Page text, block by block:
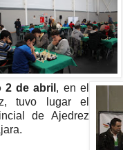
2 de abril , en el
tuvo lugar el
de Ajedrez